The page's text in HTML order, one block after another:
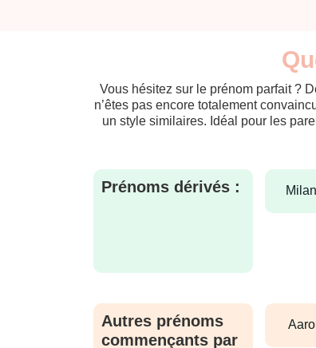
Vous hésitez sur le prénom parfait ?
n’êtes pas encore totalement
un style similaires. Idéal pour les
Prénoms dérivés :
Autres prénoms
commençants par